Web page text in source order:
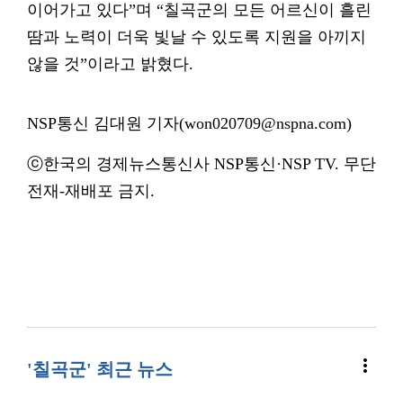
이어가고 있다”며 “칠곡군의 모든 어르신이 흘린
땀과 노력이 더욱 빛날 수 있도록 지원을 아끼지
않을 것”이라고 밝혔다.
NSP통신 김대원 기자(won020709@nspna.com)
ⓒ한국의 경제뉴스통신사 NSP통신·NSP TV. 무단
전재-재배포 금지.
'칠곡군' 최근 뉴스 more_vert